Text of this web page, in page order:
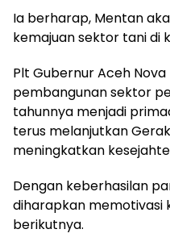
Ia berharap, Mentan
kemajuan sektor tani di
Plt Gubernur Aceh
pembangunan sektor
tahunnya menjadi
terus melanjutkan
meningkatkan
Dengan keberhasilan
diharapkan memotivasi
berikutnya.